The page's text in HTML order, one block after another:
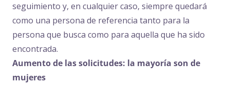
seguimiento y, en cualquier caso, siempre quedará
como una persona de referencia tanto para la
persona que busca como para aquella que ha sido
encontrada.
Aumento de las solicitudes: la mayoría son de
mujeres